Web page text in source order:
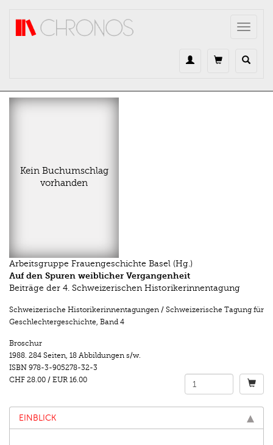
Toggle
Kein Buchumschlag
vorhanden
Arbeitsgruppe Frauengeschichte Basel (Hg.)
Auf den Spuren weiblicher Vergangenheit
Beiträge der 4. Schweizerischen Historikerinnentagung
Schweizerische Historikerinnentagungen / Schweizerische Tagung für
Geschlechtergeschichte, Band 4
Broschur
1988. 284 Seiten, 18 Abbildungen s/w.
ISBN 978-3-905278-32-3
CHF 28.00 / EUR 16.00
EINBLICK